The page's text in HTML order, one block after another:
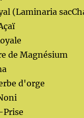
(Laminaria
de Magnésium
d'orge
Prise